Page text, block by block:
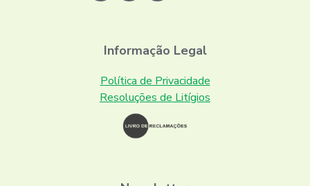
Informação Legal
Política de Privacidade
Resoluções de Litígios